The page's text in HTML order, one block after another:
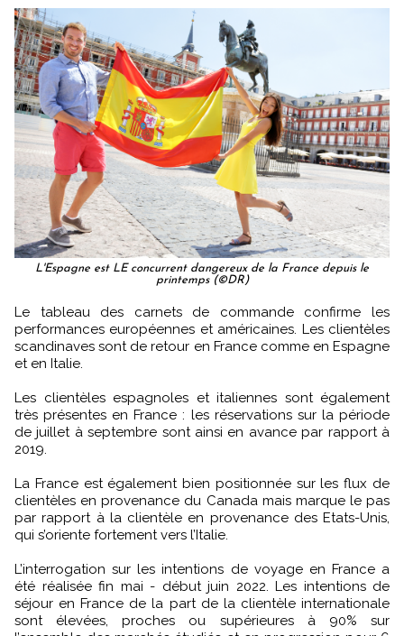
L'Espagne est LE concurrent dangereux de la France depuis le
printemps (©DR)
Le tableau des carnets de commande confirme les
performances européennes et américaines. Les clientèles
scandinaves sont de retour en France comme en Espagne
et en Italie.
Les clientèles espagnoles et italiennes sont également
très présentes en France : les réservations sur la période
de juillet à septembre sont ainsi en avance par rapport à
2019.
La France est également bien positionnée sur les flux de
clientèles en provenance du Canada mais marque le pas
par rapport à la clientèle en provenance des Etats-Unis,
qui s’oriente fortement vers l’Italie.
L’interrogation sur les intentions de voyage en France a
été réalisée fin mai - début juin 2022. Les intentions de
séjour en France de la part de la clientèle internationale
sont élevées, proches ou supérieures à 90% sur